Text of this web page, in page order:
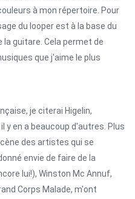
à mon répertoire. Pour
du looper est à la base du
guitare. Cela permet de
que j'aime le plus
je citerai Higelin,
y en a beaucoup d'autres. Plus
des artistes qui se
envie de faire de la
lui!), Winston Mc Annuf,
Corps Malade, m'ont